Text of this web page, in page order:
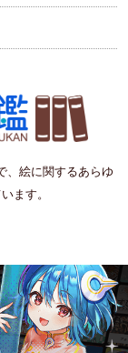
、絵に関するあらゆ
ます。